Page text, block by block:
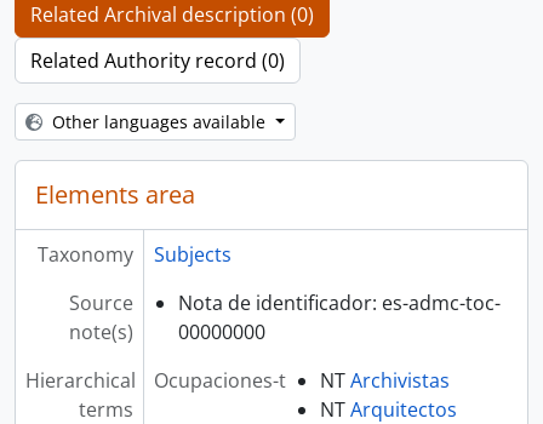
Related Archival description (0)
Related Authority record (0)
Other languages available
Elements area
Taxonomy
Subjects
Source
note(s)
Nota de identificador: es-admc-toc-
00000000
Hierarchical
terms
Ocupaciones-t NTArchivistas
NTArquitectos